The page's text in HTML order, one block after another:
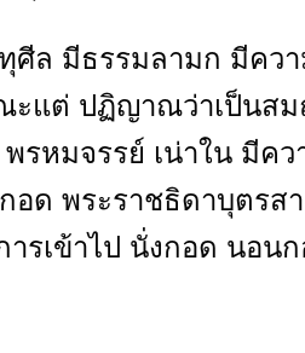
ศีล มีธรรมลามก มีคว
ะแต่ ปฏิญาณว่าเป็นส
รหมจรรย์ เน่าใน มีค
อด พระราชธิดาบุตรส
ารเข้าไป นั่งกอด นอ